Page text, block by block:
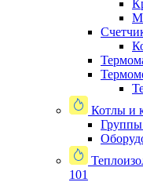
Котлы и
Группы
101